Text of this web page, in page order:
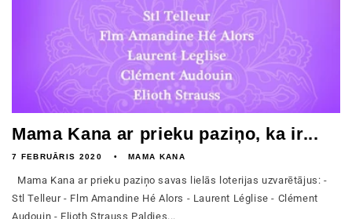
Mama Kana ar prieku paziņo, ka ir...
7 FEBRUĀRIS 2020 MAMA KANA
Mama Kana ar prieku paziņo savas lielās loterijas uzvarētājus: -
Stl Telleur - Flm Amandine Hé Alors - Laurent Léglise - Clément
Audouin - Elioth Strauss Paldies...